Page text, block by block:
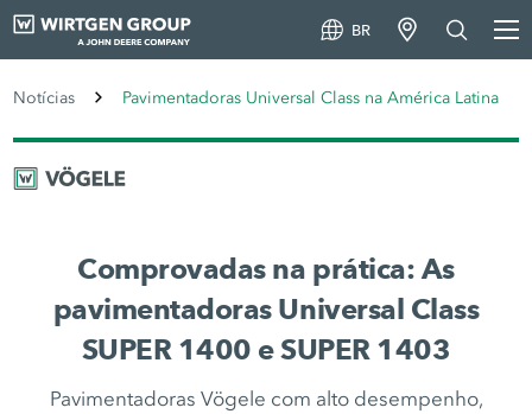
BR
Notícias Pavimentadoras Universal Class na América Latina
Comprovadas na prática: As
pavimentadoras Universal Class
SUPER 1400 e SUPER 1403
Pavimentadoras Vögele com alto desempenho,